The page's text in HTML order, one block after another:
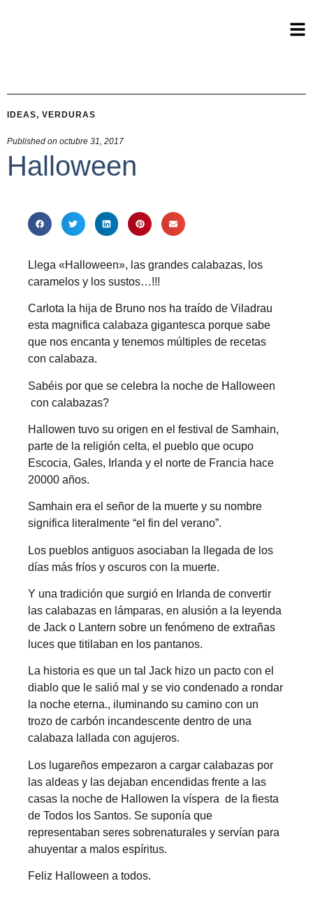
IDEAS, VERDURAS
Published on octubre 31, 2017
Halloween
Llega «Halloween», las grandes calabazas, los
caramelos y los sustos…!!!
Carlota la hija de Bruno nos ha traído de Viladrau
esta magnifica calabaza gigantesca porque sabe
que nos encanta y tenemos múltiples de recetas
con calabaza.
Sabéis por que se celebra la noche de Halloween
con calabazas?
Hallowen tuvo su origen en el festival de Samhain,
parte de la religión celta, el pueblo que ocupo
Escocia, Gales, Irlanda y el norte de Francia hace
20000 años.
Samhain era el señor de la muerte y su nombre
significa literalmente “el fin del verano”.
Los pueblos antiguos asociaban la llegada de los
días más fríos y oscuros con la muerte.
Y una tradición que surgió en Irlanda de convertir
las calabazas en lámparas, en alusión a la leyenda
de Jack o Lantern sobre un fenómeno de extrañas
luces que titilaban en los pantanos.
La historia es que un tal Jack hizo un pacto con el
diablo que le salió mal y se vio condenado a rondar
la noche eterna., iluminando su camino con un
trozo de carbón incandescente dentro de una
calabaza lallada con agujeros.
Los lugareños empezaron a cargar calabazas por
las aldeas y las dejaban encendidas frente a las
casas la noche de Hallowen la víspera de la fiesta
de Todos los Santos. Se suponía que
representaban seres sobrenaturales y servían para
ahuyentar a malos espíritus.
Feliz Halloween a todos.